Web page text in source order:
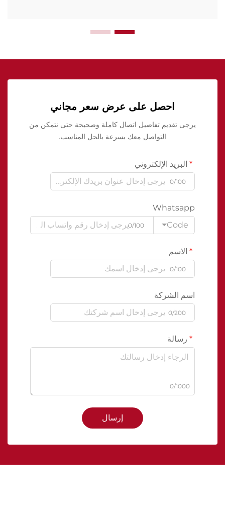
احصل على عرض سعر مجاني
يرجى تقديم تفاصيل اتصال كاملة وصحيحة حتى نتمكن من
التواصل معك بسرعة بالحل المناسب.
البريد الإلكتروني
0/100
Whatsapp
Code
0/100
الاسم
0/100
اسم الشركة
0/200
رسالة
0/1000
إرسال